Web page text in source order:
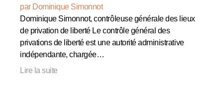
par Dominique Simonnot
Dominique Simonnot, contrôleuse générale des lieux
de privation de liberté Le contrôle général des
privations de liberté est une autorité administrative
indépendante, chargée…
Lire la suite